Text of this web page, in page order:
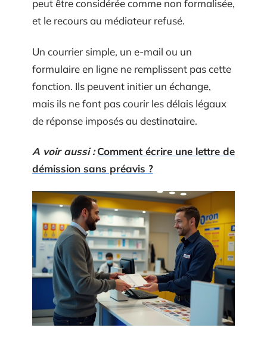
peut être considérée comme non formalisée,
et le recours au médiateur refusé.
Un courrier simple, un e-mail ou un
formulaire en ligne ne remplissent pas cette
fonction. Ils peuvent initier un échange,
mais ils ne font pas courir les délais légaux
de réponse imposés au destinataire.
A voir aussi : Comment écrire une lettre de
démission sans préavis ?